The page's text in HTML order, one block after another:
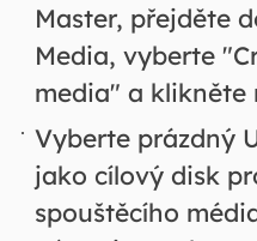
Master, přejděte
Media, vyberte
media" a klikněte
Vyberte prázdný
jako cílový disk
spouštěcího